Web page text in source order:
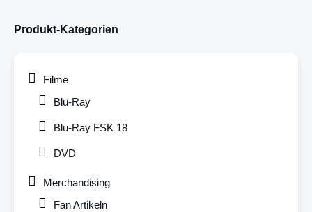
Produkt-Kategorien
Filme
Blu-Ray
Blu-Ray FSK 18
DVD
Merchandising
Fan Artikeln